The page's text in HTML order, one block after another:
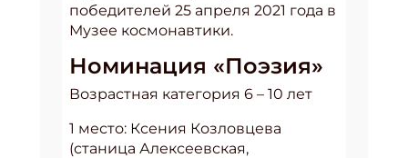
победителей 25 апреля 2021 года в
Музее космонавтики.
Номинация «Поэзия»
Возрастная категория 6 – 10 лет
1 место: Ксения Козловцева
(станица Алексеевская,